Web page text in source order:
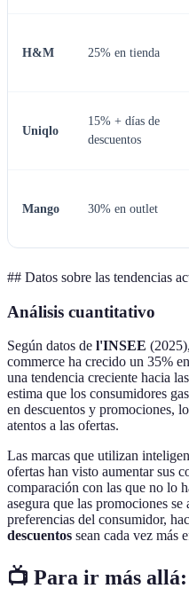
H&M 25% en tienda
Uniqlo
15% + días de
descuentos
Mango 30% en outlet
## Datos sobre las tendencias
Análisis cuantitativo
Según datos de l'INSEE
commerce ha crecido un 35%
una tendencia creciente hacia
estima que los consumidores
en descuentos y promociones,
atentos a las ofertas.
Las marcas que utilizan
ofertas han visto aumentar sus
comparación con las que no lo
asegura que las promociones
preferencias del consumidor,
descuentos sean cada vez más
📺 Para ir más allá: